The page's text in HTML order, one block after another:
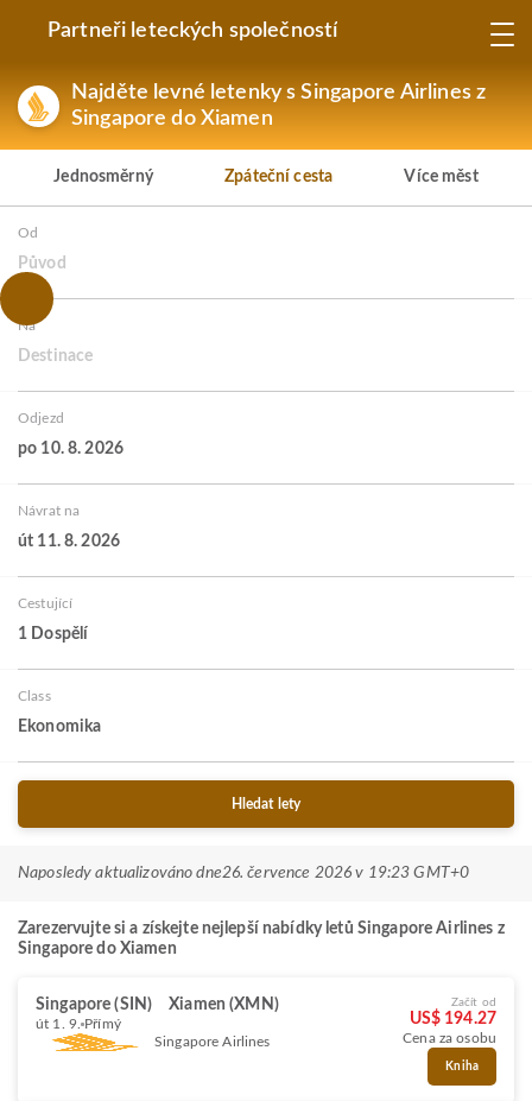
Partneři leteckých společností
Najděte levné letenky s Singapore Airlines z
Singapore do Xiamen
Jednosměrný Zpáteční cesta Více měst
Od
Původ
Na
Destinace
Odjezd
po 10. 8. 2026
Návrat na
út 11. 8. 2026
Cestující
1 Dospělí
Class
Ekonomika
Hledat lety
Naposledy aktualizováno dne26. července 2026 v 19:23 GMT+0
Zarezervujte si a získejte nejlepší nabídky letů Singapore Airlines z
Singapore do Xiamen
Singapore (SIN) Xiamen (XMN)
út 1. 9. Přímý
Singapore Airlines
Začít od
US$ 194.27
Cena za osobu
Kniha